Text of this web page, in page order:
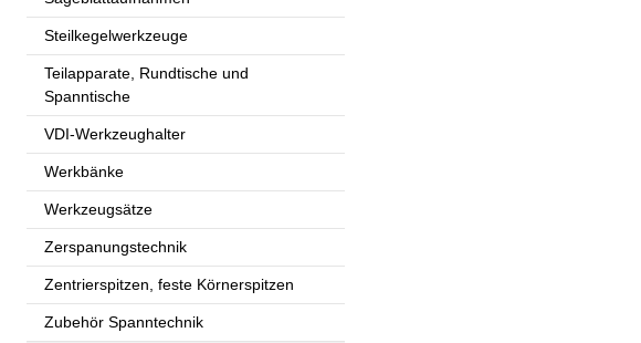
Steilkegelwerkzeuge
Teilapparate, Rundtische und
Spanntische
VDI-Werkzeughalter
Werkbänke
Werkzeugsätze
Zerspanungstechnik
Zentrierspitzen, feste Körnerspitzen
Zubehör Spanntechnik